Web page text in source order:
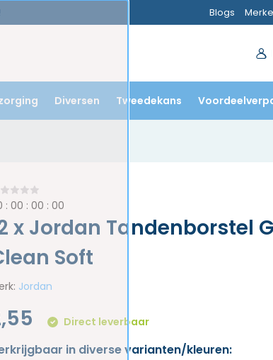
Blogs
Diversen Tweedekans
:00 :00 :00
x Jordan Tandenborstel
Soft
Jordan
Direct leverbaar
in diverse varianten/kleuren: